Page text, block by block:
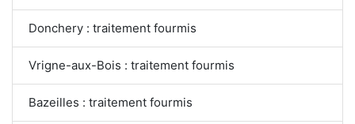
Donchery : traitement fourmis
Vrigne-aux-Bois : traitement fourmis
Bazeilles : traitement fourmis